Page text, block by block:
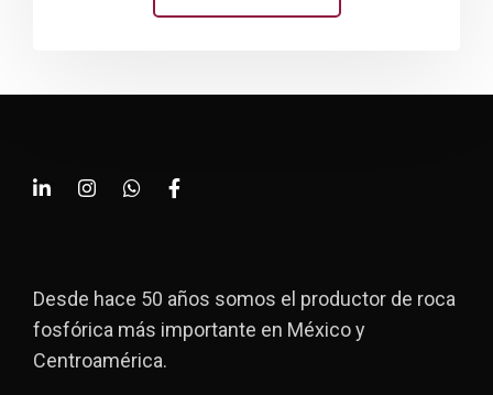
Desde hace 50 años somos el productor de roca
fosfórica más importante en México y
Centroamérica.